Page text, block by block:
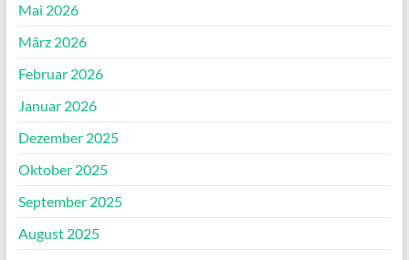
Mai 2026
März 2026
Februar 2026
Januar 2026
Dezember 2025
Oktober 2025
September 2025
August 2025